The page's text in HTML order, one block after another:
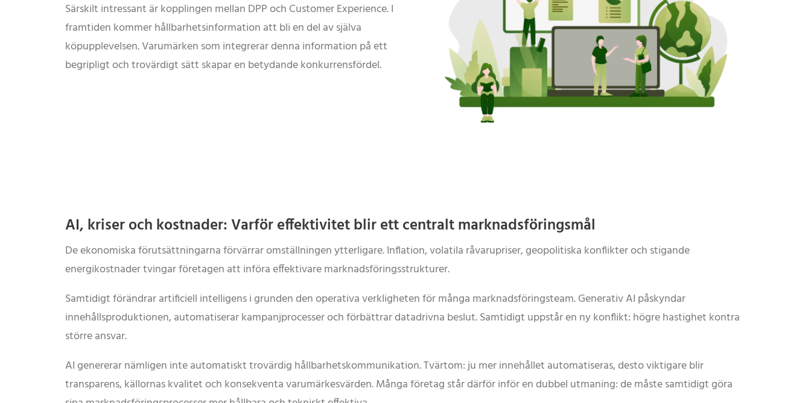
Särskilt intressant är kopplingen mellan DPP och Customer Experience. I
framtiden kommer hållbarhetsinformation att bli en del av själva
köpupplevelsen. Varumärken som integrerar denna information på ett
begripligt och trovärdigt sätt skapar en betydande konkurrensfördel.
AI, kriser och kostnader: Varför effektivitet blir ett centralt marknadsföringsmål
De ekonomiska förutsättningarna förvärrar omställningen ytterligare. Inflation, volatila råvarupriser, geopolitiska konflikter och stigande
energikostnader tvingar företagen att införa effektivare marknadsföringsstrukturer.
Samtidigt förändrar artificiell intelligens i grunden den operativa verkligheten för många marknadsföringsteam. Generativ AI påskyndar
innehållsproduktionen, automatiserar kampanjprocesser och förbättrar datadrivna beslut. Samtidigt uppstår en ny konflikt: högre hastighet kontra
större ansvar.
AI genererar nämligen inte automatiskt trovärdig hållbarhetskommunikation. Tvärtom: ju mer innehållet automatiseras, desto viktigare blir
transparens, källornas kvalitet och konsekventa varumärkesvärden. Många företag står därför inför en dubbel utmaning: de måste samtidigt göra